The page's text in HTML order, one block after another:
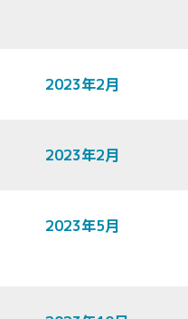
2023年2月
2023年2月
2023年5月